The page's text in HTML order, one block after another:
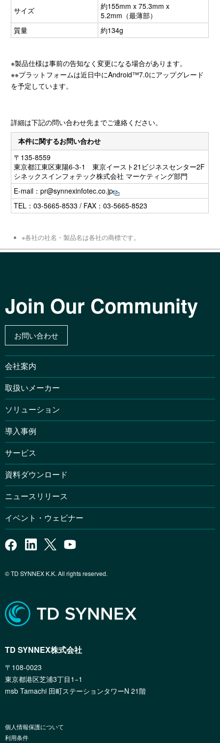
サイズ
約155mm x 75.3mm x
5.2mm（最薄部）
質量
約134g
※製品仕様は事前の告知なく変更になる場合があります。
※※プラットフォームは近日中にAndroid™7.0にアップグレード
を予定しています。
詳細は下記の問い合わせ先までご連絡ください。
本件に関するお問い合わせ
〒135-8559
東京都江東区東陽6-3-1 東京イースト21ビジネスセンター2F
シネックスインフォテック株式会社 マーケティング部門
E-mail：pr@synnexinfotec.co.jp
TEL：03-5665-8533 / FAX：03-5665-8523
※各社の社名・製品名は各社の商標です。
Join Our Community
お問い合わせ
会社案内
取扱いメーカー
ソリューション
導入事例
サービス
資料ダウンロード
ニュースリリース
イベント・ウェビナー
© TD SYNNEX K.K. All rights reserved.
TD SYNNEX株式会社
〒108-0023
東京都港区芝浦3丁目1−1
msb Tamachi 田町ステーションタワーN 21階
個人情報保護について
利用条件